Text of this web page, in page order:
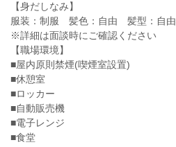
【身だしなみ】
服装：制服 髪色：自由 髪型：自由
※詳細は面談時にご確認ください
【職場環境】
■屋内原則禁煙(喫煙室設置)
■休憩室
■ロッカー
■自動販売機
■電子レンジ
■食堂